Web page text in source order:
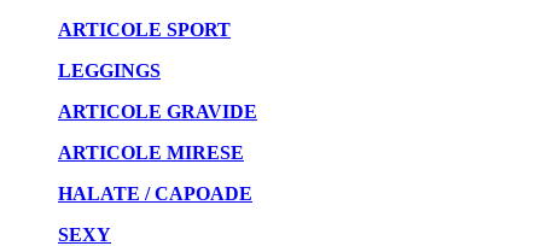
ARTICOLE SPORT
LEGGINGS
ARTICOLE GRAVIDE
ARTICOLE MIRESE
HALATE / CAPOADE
SEXY